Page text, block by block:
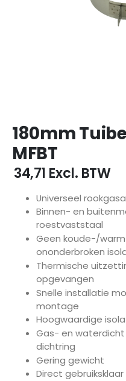
naar
het
begin
van
de
afbeeldingen-
gallerij
180mm
MFBT
€ 34,71 Excl. BTW
Universeel
Binnen- en
roestvaststaal
Geen koude-/
ononderbroken
Thermische
opgevangen
Snelle installatie
montage
Hoogwaardige
Gas- en
dichtring
Gering gewicht
Direct gebruiksklaar